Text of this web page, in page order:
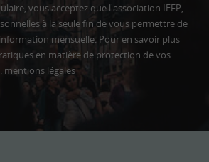
vous acceptez que l'association IEFP,
à la seule fin de vous permettre de
mensuelle. Pour en savoir plus
en matière de protection de vos
mentions légales